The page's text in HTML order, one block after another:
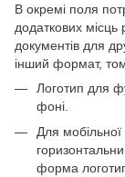
В окремі поля
додаткових місць
документів для
інший формат,
Логотип для
фоні.
Для мобільної
форма